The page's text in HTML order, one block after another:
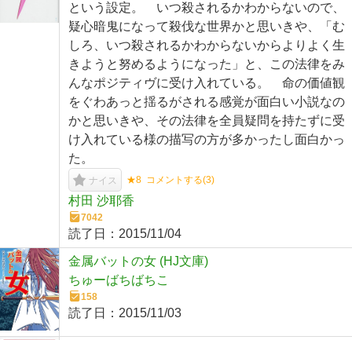
という設定。 いつ殺されるかわからないので、
疑心暗鬼になって殺伐な世界かと思いきや、「む
しろ、いつ殺されるかわからないからよりよく生
きようと努めるようになった」と、この法律をみ
んなポジティヴに受け入れている。 命の価値観
をぐわあっと揺るがされる感覚が面白い小説なの
かと思いきや、その法律を全員疑問を持たずに受
け入れている様の描写の方が多かったし面白かっ
た。
ナイス ★8 コメントする(3)
村田 沙耶香
7042
読了日： 2015/11/04
金属バットの女 (HJ文庫)
ちゅーばちばちこ
158
読了日： 2015/11/03